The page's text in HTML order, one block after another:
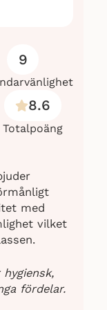
9
8.6
Totalpoäng
med
vilket
fördelar.